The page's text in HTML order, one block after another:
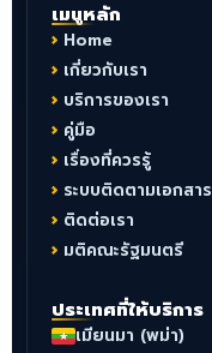
เมนูหลัก
Home
เกี่ยวกับเรา
บริการของเรา
คู่มือ
เรื่องที่ควรรู้
ระบบติดตามเอกสาร
ติดต่อเรา
มติคณะรัฐมนตรี
ประเทศที่ให้บริการ
เมียนมา (พม่า)